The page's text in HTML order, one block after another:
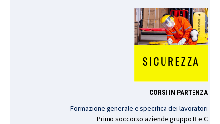
CORSI IN PARTENZA
Formazione generale e specifica dei lavoratori
Primo soccorso aziende gruppo B e C